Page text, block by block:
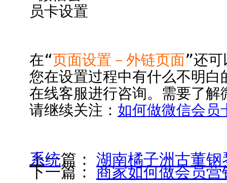
在“页面设置－外链页面”还
您在设置过程中有什么不明
在线客服进行咨询。需要了
请继续关注： 如何做微信会员
上一篇：
湖南橘子洲古董钢琴博物馆选用锐宜会员管理系统
下一篇： 商家如何做会员营